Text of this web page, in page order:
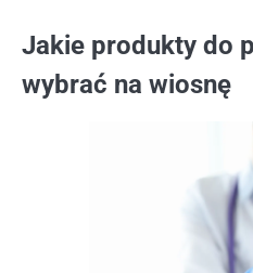
Jakie produkty do
wybrać na wiosnę